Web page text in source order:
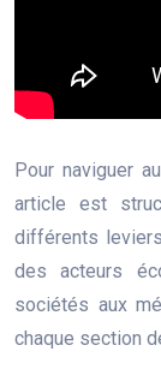
Pour naviguer
article est
différents
des acteurs
sociétés aux
chaque section